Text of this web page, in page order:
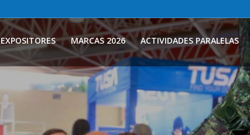
EXPOSITORES MARCAS 2026 ACTIVIDADES PARALELAS